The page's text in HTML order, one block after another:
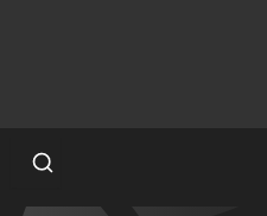
Spielersuche